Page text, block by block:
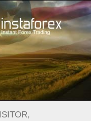
For Traders